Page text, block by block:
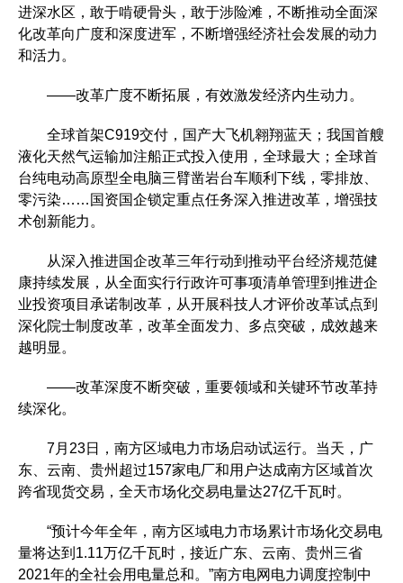
进深水区，敢于啃硬骨头，敢于涉险滩，不断推动全面深
化改革向广度和深度进军，不断增强经济社会发展的动力
和活力。
——改革广度不断拓展，有效激发经济内生动力。
全球首架C919交付，国产大飞机翱翔蓝天；我国首艘
液化天然气运输加注船正式投入使用，全球最大；全球首
台纯电动高原型全电脑三臂凿岩台车顺利下线，零排放、
零污染……国资国企锁定重点任务深入推进改革，增强技
术创新能力。
从深入推进国企改革三年行动到推动平台经济规范健
康持续发展，从全面实行行政许可事项清单管理到推进企
业投资项目承诺制改革，从开展科技人才评价改革试点到
深化院士制度改革，改革全面发力、多点突破，成效越来
越明显。
——改革深度不断突破，重要领域和关键环节改革持
续深化。
7月23日，南方区域电力市场启动试运行。当天，广
东、云南、贵州超过157家电厂和用户达成南方区域首次
跨省现货交易，全天市场化交易电量达27亿千瓦时。
“预计今年全年，南方区域电力市场累计市场化交易电
量将达到1.11万亿千瓦时，接近广东、云南、贵州三省
2021年的全社会用电量总和。”南方电网电力调度控制中